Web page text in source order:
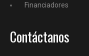
Financiadores
Contáctanos